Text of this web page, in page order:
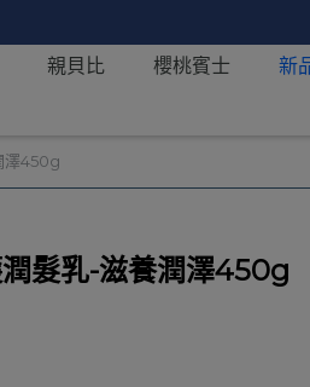
親貝比 櫻桃賓士 新
澤450g
潤髮乳-滋養潤澤450g